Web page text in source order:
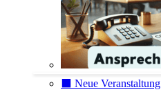
⬛️ Neue Veranstaltung